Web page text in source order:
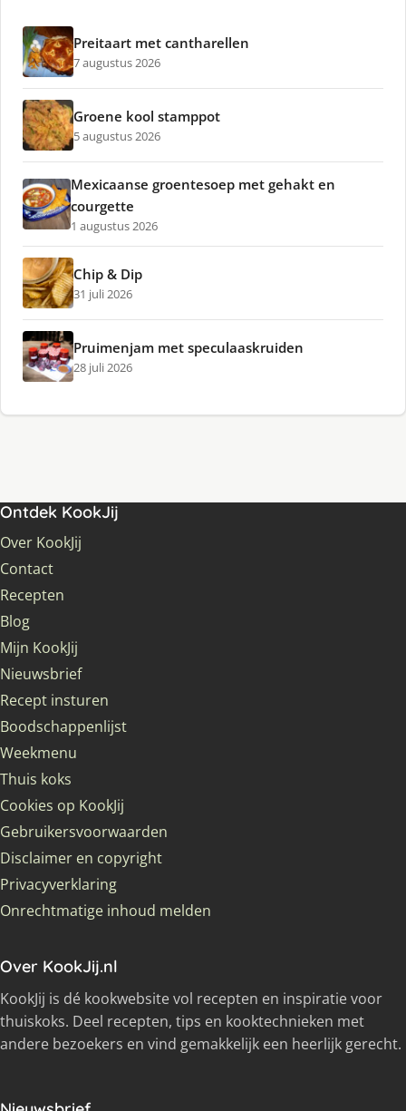
Preitaart met cantharellen
7 augustus 2026
Groene kool stamppot
5 augustus 2026
Mexicaanse groentesoep met gehakt en
courgette
1 augustus 2026
Chip & Dip
31 juli 2026
Pruimenjam met speculaaskruiden
28 juli 2026
Ontdek KookJij
Over KookJij
Contact
Recepten
Blog
Mijn KookJij
Nieuwsbrief
Recept insturen
Boodschappenlijst
Weekmenu
Thuis koks
Cookies op KookJij
Gebruikersvoorwaarden
Disclaimer en copyright
Privacyverklaring
Onrechtmatige inhoud melden
Over KookJij.nl
KookJij is dé kookwebsite vol recepten en inspiratie voor
thuiskoks. Deel recepten, tips en kooktechnieken met
andere bezoekers en vind gemakkelijk een heerlijk gerecht.